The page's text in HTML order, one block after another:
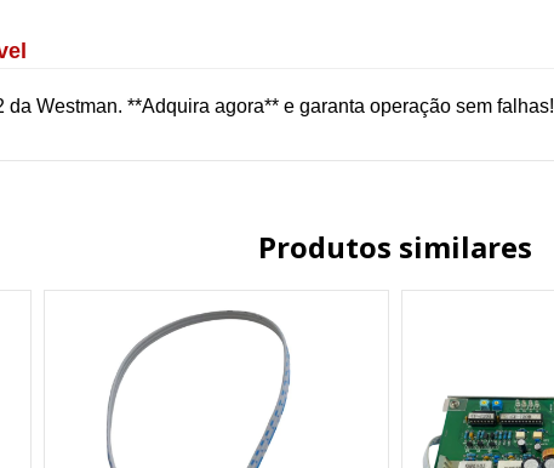
Westman. **Adquira agora** e garanta operação sem falhas!
Produtos similares